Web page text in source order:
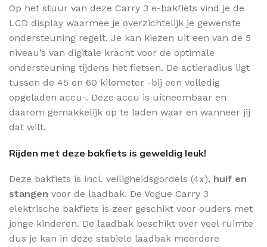
Op het stuur van deze Carry 3 e-bakfiets vind je de
LCD display waarmee je overzichtelijk je gewenste
ondersteuning regelt. Je kan kiezen uit een van de 5
niveau’s van digitale kracht voor de optimale
ondersteuning tijdens het fietsen. De actieradius ligt
tussen de 45 en 60 kilometer -bij een volledig
opgeladen accu-. Deze accu is uitneembaar en
daarom gemakkelijk op te laden waar en wanneer jij
dat wilt.
Rijden met deze bakfiets is geweldig leuk!
Deze bakfiets is incl. veiligheidsgordels (4x), huif en
stangen voor de laadbak. De Vogue Carry 3
elektrische bakfiets is zeer geschikt voor ouders met
jonge kinderen. De laadbak beschikt over veel ruimte
dus je kan in deze stabiele laadbak meerdere